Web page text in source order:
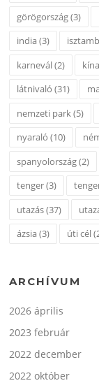
görögország(3)
india(3)
karnevál(2) kína
látnivaló (31)
nemzeti park(5)
nyaraló (10)
spanyolország(2)
tenger(3)
utazás(37)
ázsia(3) úti cél
ARCHÍVUM
2026 április
2023 február
2022 december
2022 október